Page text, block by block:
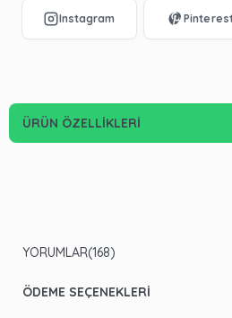
ÜRÜN ÖZELLIKLERI
YORUMLAR(168)
ÖDEME SEÇENEKLERI